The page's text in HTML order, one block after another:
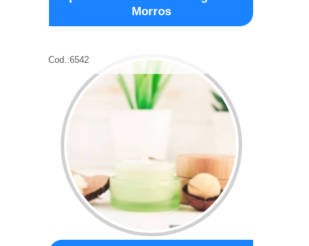
Morros
Cod.:6542